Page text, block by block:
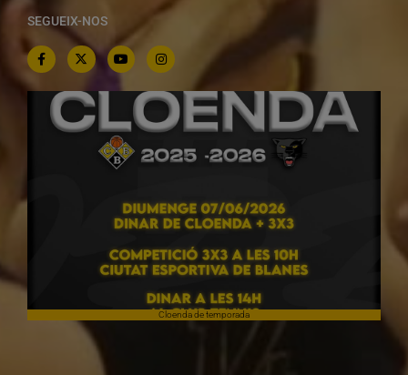
SEGUEIX-NOS
Cloenda de temporada